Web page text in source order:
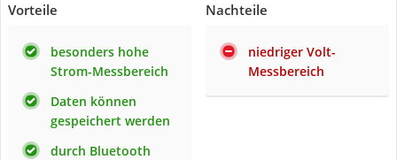
Vorteile
besonders hohe
Strom-Messbereich
Daten können
gespeichert werden
durch Bluetooth
Nachteile
niedriger Volt-
Messbereich